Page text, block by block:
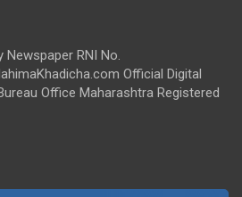
Newspaper RNI No.
Official Digital
Office Maharashtra Registered